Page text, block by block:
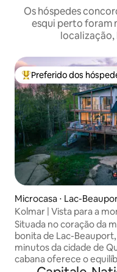
Os hóspedes
esqui perto foram
localização,
Entre os melhores
Preferido dos
Microcasa ⋅ Lac-
Kolmar | Vista para a
perto da cidade de
Situada no coração da
bonita de Lac-Beauport,
minutos da cidade de
cabana oferece o